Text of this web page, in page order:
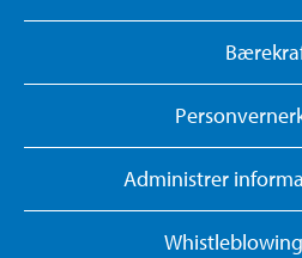
Administrer